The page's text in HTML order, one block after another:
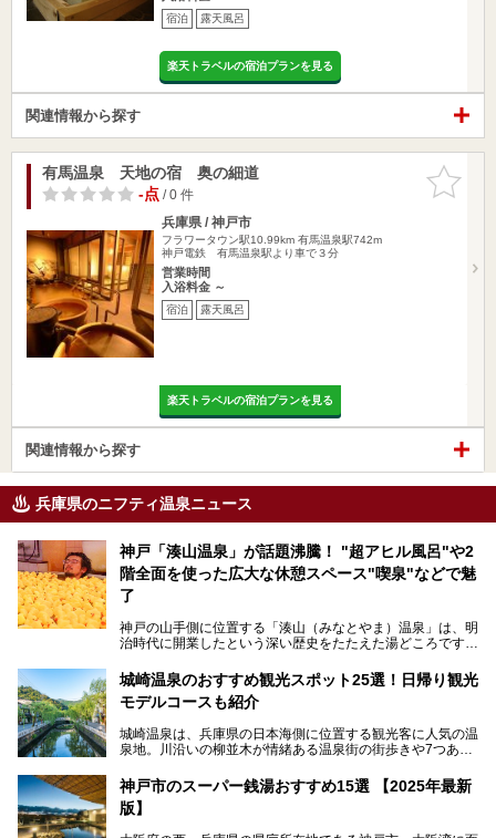
宿泊 露天風呂
楽天トラベルの宿泊プランを見る
関連情報から探す
お気に入
りに追加
有馬温泉 天地の宿 奥の細道
-点/ 0 件
兵庫県 / 神戸市
フラワータウン駅10.99km 有馬温泉駅742m
神戸電鉄 有馬温泉駅より車で３分
営業時間
入浴料金 ～
宿泊 露天風呂
楽天トラベルの宿泊プランを見る
関連情報から探す
兵庫県のニフティ温泉ニュース
神戸「湊山温泉」が話題沸騰！ "超アヒル風呂"や2
階全面を使った広大な休憩スペース"喫泉"などで魅
了
神戸の山手側に位置する「湊山（みなとやま）温泉」は、明
治時代に開業したという深い歴史をたたえた湯どころです。
っぱいに浮かぶアヒルちゃん。さらに、ゆったりくつろげて
コワーキングも可能な休憩スペースも人気に。斬新な企画や
設備で人々をアッと驚かせる湊山温泉の魅力をリポートしま
城崎温泉のおすすめ観光スポット25選！日帰り観光
モデルコースも紹介
城崎温泉は、兵庫県の日本海側に位置する観光客に人気の温
泉地。川沿いの柳並木が情緒ある温泉街の街歩きや7つある
られています。鉄道の駅から温泉街が近く、歩いて回るのに
ちょうどよい規模で、日帰りでの訪問にもおすすめです。
神戸市のスーパー銭湯おすすめ15選 【2025年最新
版】